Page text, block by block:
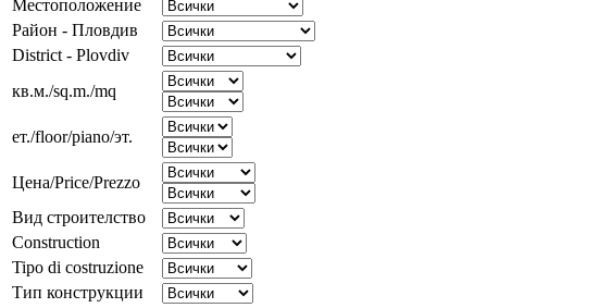
Местоположение
Район - Пловдив
District - Plovdiv
кв.м./sq.m./mq
ет./floor/piano/эт.
Цена/Price/Prezzo
Вид строителство
Construction
Tipo di costruzione
Тип конструкции